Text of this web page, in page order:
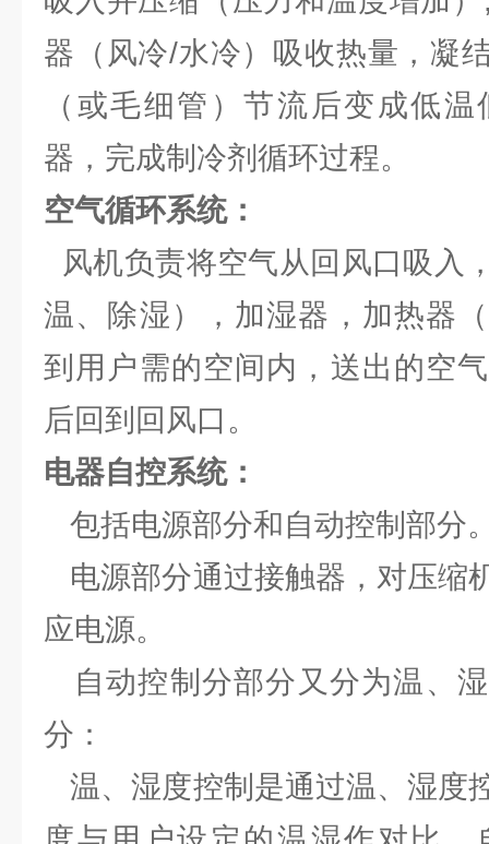
器（风冷/水冷）吸收热量，凝
（或毛细管）节流后变成低
器，完成制冷剂循环过程。
空气循环系统：
风机负责将空气从回风口吸入
温、除湿），加湿器，加热器
到用户需的空间内，送出的空
后回到回风口。
电器自控系统：
包括电源部分和自动控制部分
电源部分通过接触器，对压缩
应电源。
自动控制分部分又分为温、
分：
温、湿度控制是通过温、湿度